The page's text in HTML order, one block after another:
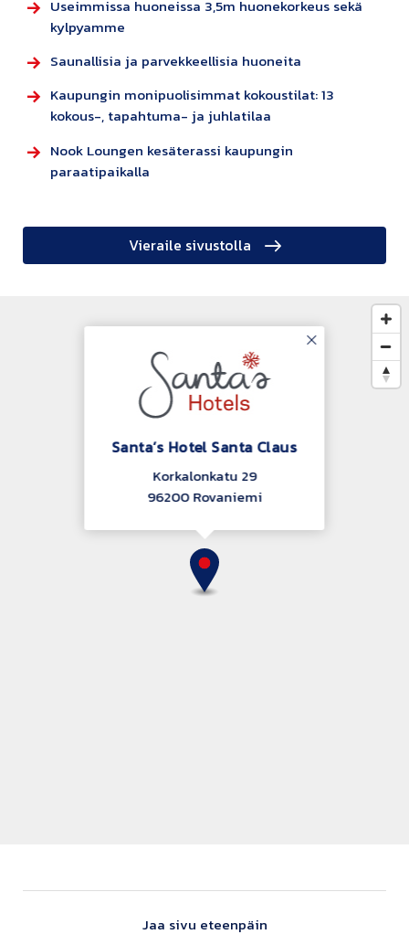
Useimmissa huoneissa 3,5m huonekorkeus sekä
kylpyamme
Saunallisia ja parvekkeellisia huoneita
Kaupungin monipuolisimmat kokoustilat: 13
kokous-, tapahtuma- ja juhlatilaa
Nook Loungen kesäterassi kaupungin
paraatipaikalla
Vieraile sivustolla
Santa’s Hotel Santa Claus
Korkalonkatu 29
96200 Rovaniemi
Jaa sivu eteenpäin